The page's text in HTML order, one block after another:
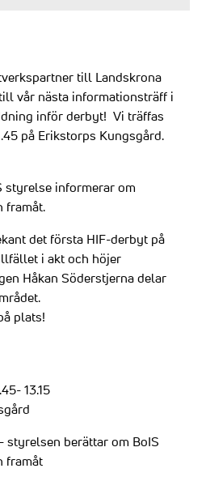
till Landskrona
vår nästa informationsträff i
inför derbyt! Vi träffas
på Erikstorps Kungsgård.
styrelse informerar om
framåt.
det första HIF-derbyt på
i akt och höjer
Håkan Söderstjerna delar
plats!
13.15
styrelsen berättar om BoIS
framåt